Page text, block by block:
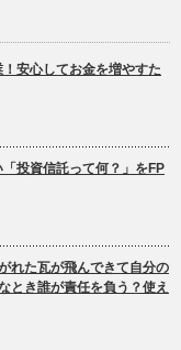
！安心してお金を増やすた
「投資信託って何？」をFP
れた瓦が飛んできて自分の
とき誰が責任を負う？使え